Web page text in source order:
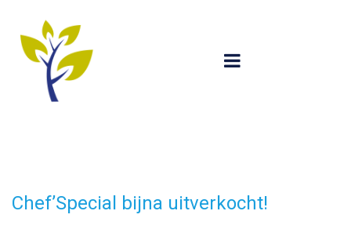
Chef’Special bijna uitverkocht!